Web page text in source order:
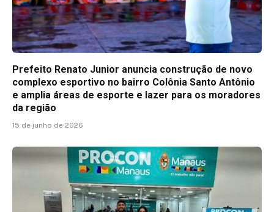
Prefeito Renato Junior anuncia construção de novo
complexo esportivo no bairro Colônia Santo Antônio
e amplia áreas de esporte e lazer para os moradores
da região
15 de junho de 2026